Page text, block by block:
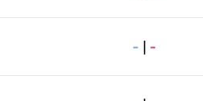
- | -